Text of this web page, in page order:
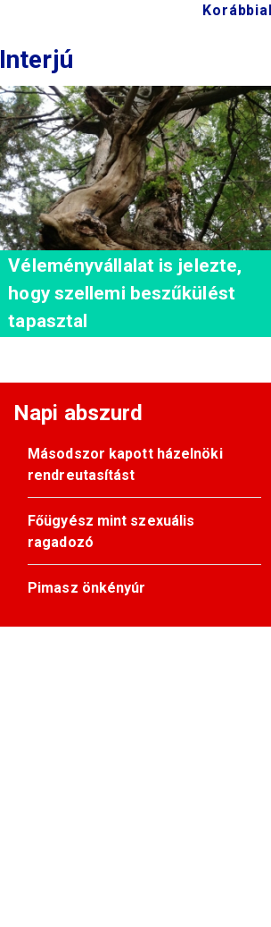
Interjú
Véleményvállalat is jelezte,
hogy szellemi beszűkülést
tapasztal
Napi abszurd
Másodszor kapott házelnöki
rendreutasítást
Főügyész mint szexuális
ragadozó
Pimasz önkényúr